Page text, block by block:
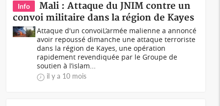
Info
Mali : Attaque du JNIM contre un
convoi militaire dans la région de Kayes
Attaque d'un convoiL’armée malienne a annoncé
avoir repoussé dimanche une attaque terroriste
dans la région de Kayes, une opération
rapidement revendiquée par le Groupe de
soutien à l’islam...
il y a 10 mois